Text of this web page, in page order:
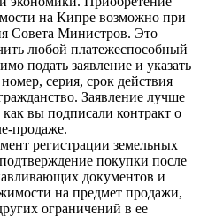
на Кипре возможно при
Совета Министров. Это
любой платежеспособный
подать заявление и указать
серия, срок действия
Заявление лучше
вы подписали контракт о
продаже.
регистрации земельных
покупки после
документов и
на предмет продажи,
ограничений в ее